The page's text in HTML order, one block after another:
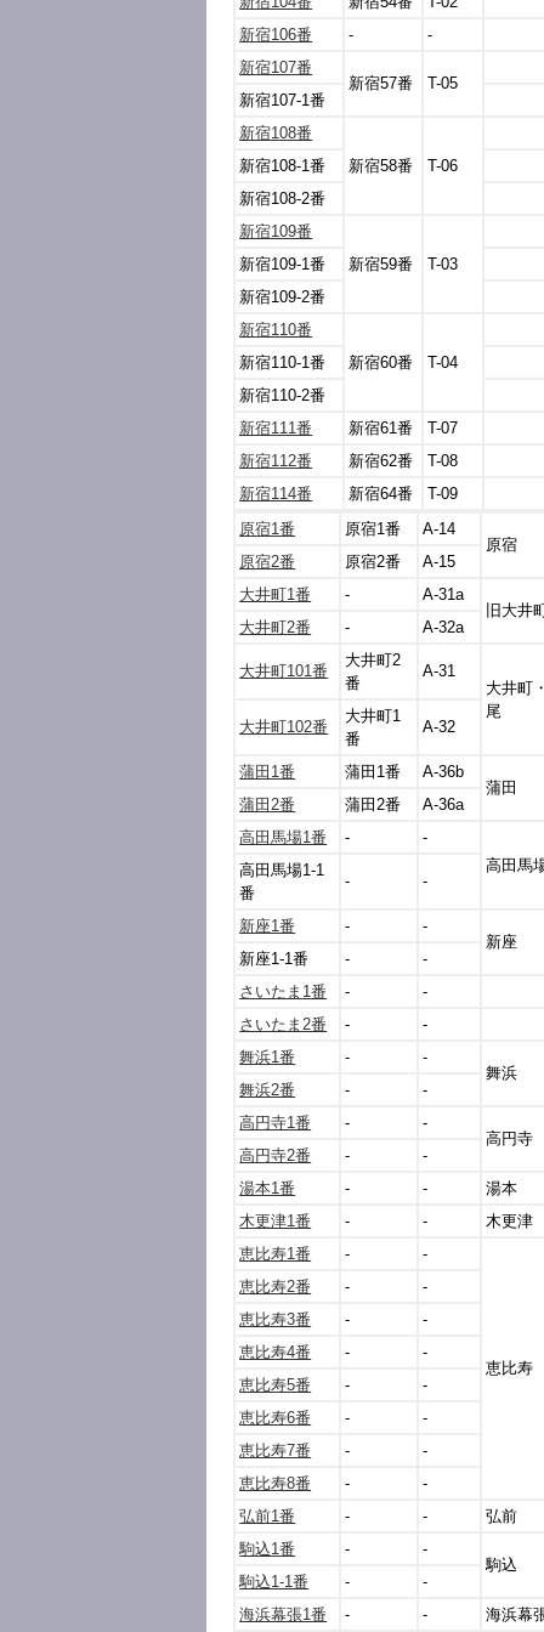
新宿106番
-
-
新宿107番
新宿57番
T-05
新宿107-1番
新宿108番
新宿58番
T-06
新宿108-1番
新宿108-2番
新宿109番
新宿59番
T-03
新宿109-1番
新宿109-2番
新宿110番
新宿60番
T-04
新宿110-1番
新宿110-2番
新宿111番
新宿61番
T-07
新宿112番
新宿62番
T-08
新宿114番
新宿64番
T-09
原宿1番
原宿1番
A-14
原宿
原宿2番
原宿2番
A-15
大井町1番
-
A-31a
旧大井
大井町2番
- A-32a
大井町101番
大井町2
番
A-31
大井町
尾
大井町102番
大井町1
番
A-32
蒲田1番 蒲田1番
A-36b
蒲田
蒲田2番
蒲田2番
A-36a
高田馬場1番
-
-
高田馬
高田馬場1-1
番
- -
新座1番 -
-
新座
新座1-1番
-
-
さいたま1番
-
-
さいたま2番
-
-
舞浜1番
-
-
舞浜
舞浜2番
-
-
高円寺1番
-
-
高円寺
高円寺2番
-
-
湯本1番
- -
湯本
木更津1番
- -
木更津
恵比寿1番
- -
恵比寿
恵比寿2番 -
-
恵比寿3番
-
-
恵比寿4番
-
-
恵比寿5番
-
-
恵比寿6番
-
-
恵比寿7番
-
-
恵比寿8番
-
-
弘前1番
- -
弘前
駒込1番
-
-
駒込
駒込1-1番
-
-
海浜幕張1番
- - 海浜幕